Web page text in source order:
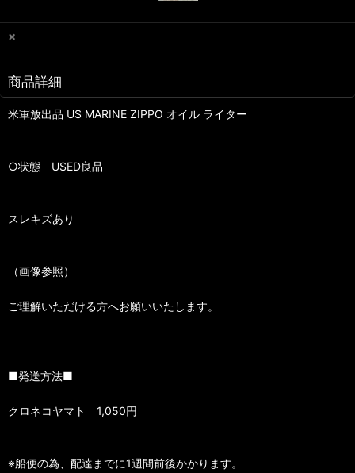
×
商品詳細
米軍放出品 US MARINE ZIPPO オイル ライター
○状態 USED良品
スレキズあり
（画像参照）
ご理解いただける方へお願いいたします。
■発送方法■
クロネコヤマト 1,050円
※船便の為、配達までに1週間前後かかります。